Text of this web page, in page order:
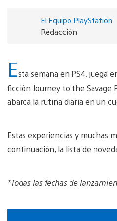
El Equipo PlayStation
Redacción
Esta semana en PS4, juega
ficción Journey to the Savage
abarca la rutina diaria en un
Estas experiencias y muchas
continuación, la lista de
*Todas las fechas de